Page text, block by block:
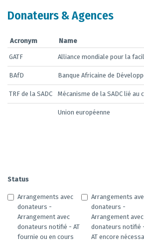
Donateurs & Agences
Acronym Name
GATF Alliance mondiale pour la
BAfD Banque Africaine de
TRF de la SADC Mécanisme de la SADC lié au
Union européenne
Status
Arrangements avec
donateurs -
Arrangement avec
donateurs notifié - AT
fournie ou en cours
Arrangements
donateurs -
Arrangement avec
donateurs notifié
AT encore